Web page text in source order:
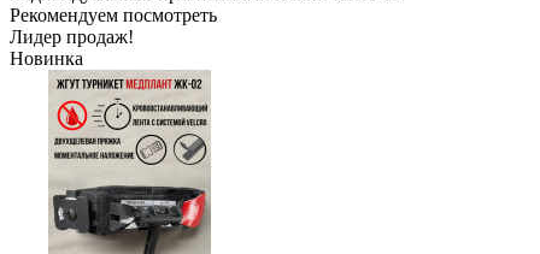
Рекомендуем посмотреть
Лидер продаж!
Новинка